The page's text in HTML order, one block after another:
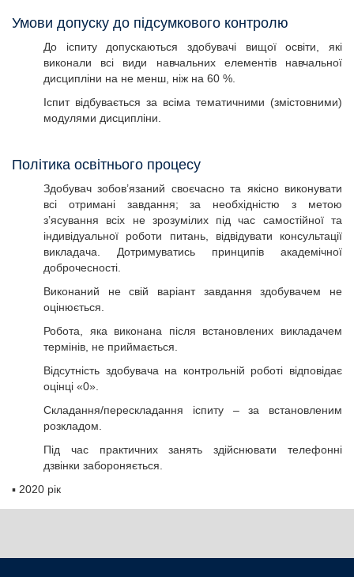
Умови допуску до підсумкового контролю
До іспиту допускаються здобувачі вищої освіти, які
виконали всі види навчальних елементів навчальної
дисципліни на не менш, ніж на 60 %.
Іспит відбувається за всіма тематичними (змістовними)
модулями дисципліни.
Політика освітнього процесу
Здобувач зобов’язаний своєчасно та якісно виконувати
всі отримані завдання; за необхідністю з метою
з’ясування всіх не зрозумілих під час самостійної та
індивідуальної роботи питань, відвідувати консультації
викладача. Дотримуватись принципів академічної
доброчесності.
Виконаний не свій варіант завдання здобувачем не
оцінюється.
Робота, яка виконана після встановлених викладачем
термінів, не приймається.
Відсутність здобувача на контрольній роботі відповідає
оцінці «0».
Складання/перескладання іспиту – за встановленим
розкладом.
Під час практичних занять здійснювати телефонні
дзвінки забороняється.
▪ 2020 рік